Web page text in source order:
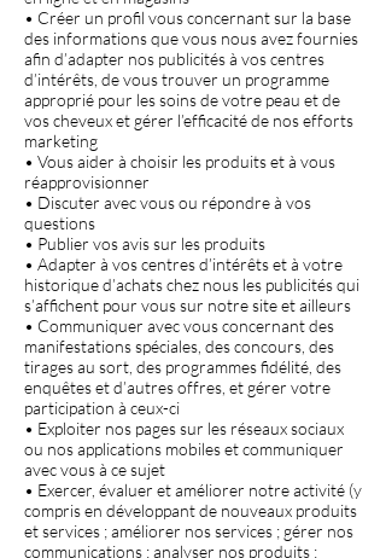
• Créer un profil vous concernant sur la base
des informations que vous nous avez fournies
afin d’adapter nos publicités à vos centres
d’intérêts, de vous trouver un programme
approprié pour les soins de votre peau et de
vos cheveux et gérer l’efficacité de nos efforts
marketing
• Vous aider à choisir les produits et à vous
réapprovisionner
• Discuter avec vous ou répondre à vos
questions
• Publier vos avis sur les produits
• Adapter à vos centres d’intérêts et à votre
historique d’achats chez nous les publicités qui
s’affichent pour vous sur notre site et ailleurs
• Communiquer avec vous concernant des
manifestations spéciales, des concours, des
tirages au sort, des programmes fidélité, des
enquêtes et d’autres offres, et gérer votre
participation à ceux-ci
• Exploiter nos pages sur les réseaux sociaux
ou nos applications mobiles et communiquer
avec vous à ce sujet
• Exercer, évaluer et améliorer notre activité (y
compris en développant de nouveaux produits
et services ; améliorer nos services ; gérer nos
communications ; analyser nos produits ;